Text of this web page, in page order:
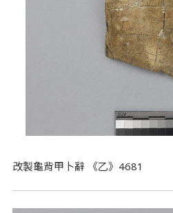
改製龜背甲卜辭 《乙》4681